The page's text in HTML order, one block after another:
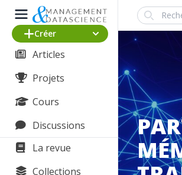
Créer
Articles
Projets
Cours
Discussions
La revue
Collections
Search